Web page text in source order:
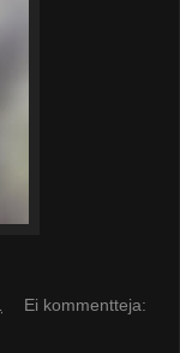
Ei kommentteja: